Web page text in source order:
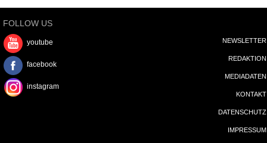
FOLLOW US
youtube
facebook
instagram
NEWSLETTER
REDAKTION
MEDIADATEN
KONTAKT
DATENSCHUTZ
IMPRESSUM